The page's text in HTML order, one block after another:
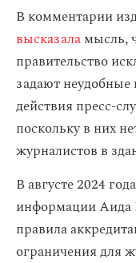
В комментарии
высказаламысль,
правительство
задают
действия пресс-
поскольку в них
журналистов в
В августе 2024
информации Аида
правила
ограничения для